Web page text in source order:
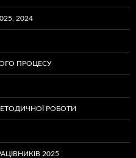
2024
ПРОЦЕСУ
РОБОТИ
2025